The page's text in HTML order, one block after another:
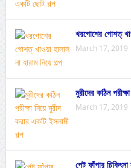
খরগোশের গোশত্
March 17, 2019
মুরীদের কঠিন
March 17, 2019
পেট ফাঁপার